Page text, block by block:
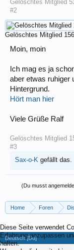
Gelöschtes Mitglied
#2
Gelöschtes Mitglied
Moin, moin
Ich mag es ja
aber etwas ruhiger
Hintergrund.
Hört man hier
Viele Grüße Ralf
Gelöschtes Mitglied
#3
Sax-o-K gefällt das.
(Du musst
Home Foren
Deutsch [Du]
Diese Seite verwendet
Erfahrung anzupassen
halten.